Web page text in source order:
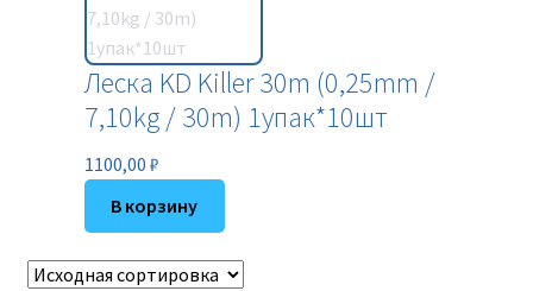
Леска KD Killer 30m (0,25mm /
7,10kg / 30m) 1упак*10шт
1100,00 ₽
В корзину